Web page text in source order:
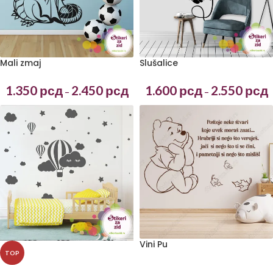
Mali zmaj
1.350 рсд – 2.450 рсд
Slušalice
1.600 рсд – 2.550 рсд
TOP
Vini Pu